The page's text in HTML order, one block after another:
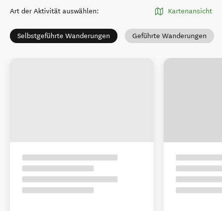
Art der Aktivität auswählen: Kartenansicht
Selbstgeführte Wanderungen Geführte Wanderungen